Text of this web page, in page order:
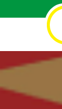
k
t
o